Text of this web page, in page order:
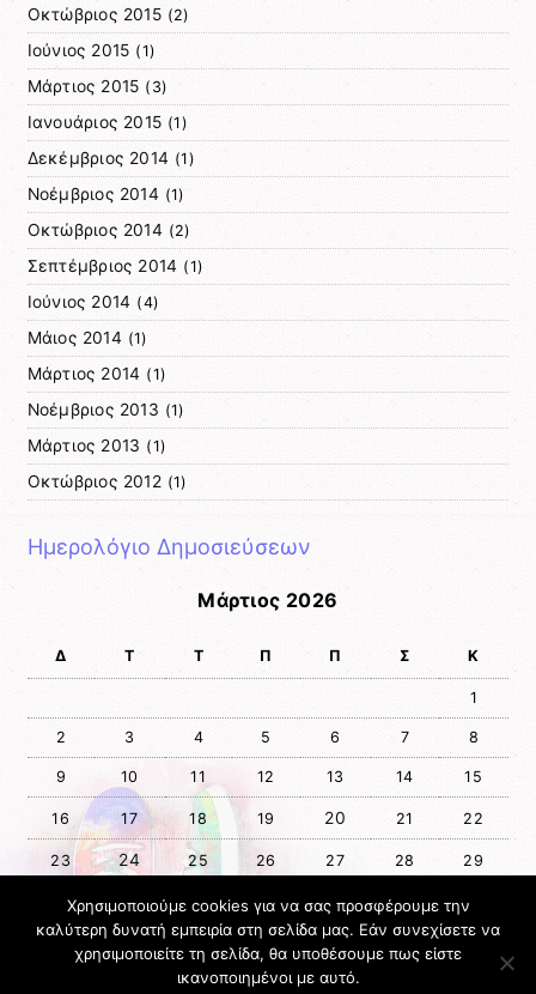
Οκτώβριος 2015(2)
Ιούνιος 2015 (1)
Μάρτιος 2015 (3)
Ιανουάριος 2015 (1)
Δεκέμβριος 2014 (1)
Νοέμβριος 2014 (1)
Οκτώβριος 2014(2)
Σεπτέμβριος 2014 (1)
Ιούνιος 2014 (4)
Μάιος 2014 (1)
Μάρτιος 2014 (1)
Νοέμβριος 2013 (1)
Μάρτιος 2013 (1)
Οκτώβριος 2012(1)
Ημερολόγιο Δημοσιεύσεων
Μάρτιος 2026
Δ Τ Τ Π Π Σ Κ
1
2 3 4 5 6 7 8
9 10 11 12 13 14 15
16 17 18 19 20 21 22
23 24 25 26 27 28 29
30 31
Απρ »
Χρησιμοποιούμε cookies για να σας προσφέρουμε την
καλύτερη δυνατή εμπειρία στη σελίδα μας. Εάν συνεχίσετε να
χρησιμοποιείτε τη σελίδα, θα υποθέσουμε πως είστε
ικανοποιημένοι με αυτό.